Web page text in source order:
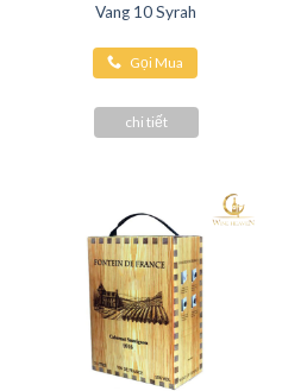
Vang 10 Syrah
Gọi Mua
chi tiết